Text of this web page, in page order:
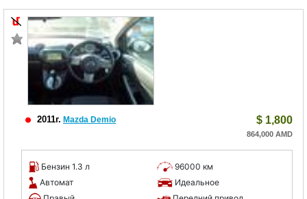
2011г. Mazda Demio $ 1,800
864,000 AMD
Бензин 1.3 л
96000 км
Автомат
Идеальное